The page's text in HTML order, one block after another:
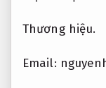
Thương hiệu.
Email: